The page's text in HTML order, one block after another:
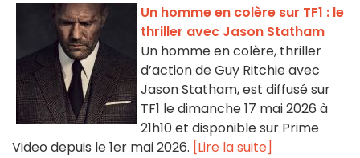
Un homme en colère sur TF1 : le
thriller avec Jason Statham
Un homme en colère, thriller
d’action de Guy Ritchie avec
Jason Statham, est diffusé sur
TF1 le dimanche 17 mai 2026 à
21h10 et disponible sur Prime
Video depuis le 1er mai 2026. [Lire la suite]